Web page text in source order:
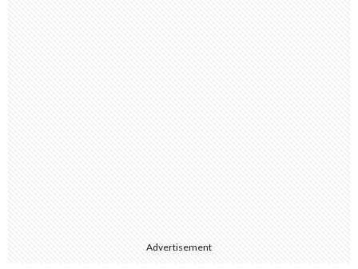
Advertisement